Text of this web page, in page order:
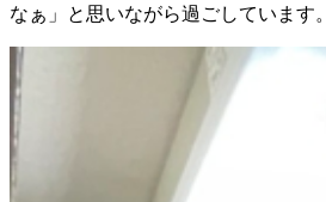
なぁ」と思いながら過ごしています。